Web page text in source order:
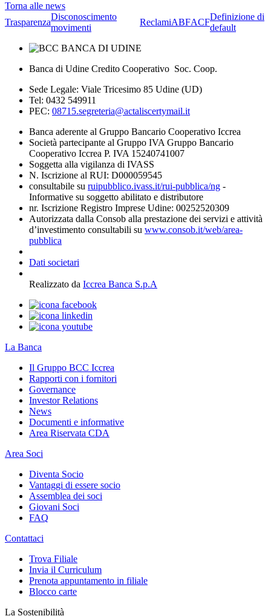
Torna alle news
Trasparenza
Disconoscimento
movimenti
ReclamiABFACF
Definizione di
default
Banca di Udine Credito Cooperativo Soc. Coop.
Sede Legale: Viale Tricesimo 85 Udine (UD)
Tel: 0432 549911
PEC: 08715.segreteria@actaliscertymail.it
Banca aderente al Gruppo Bancario Cooperativo Iccrea
Società partecipante al Gruppo IVA Gruppo Bancario
Cooperativo Iccrea P. IVA 15240741007
Soggetta alla vigilanza di IVASS
N. Iscrizione al RUI: D000059545
consultabile su ruipubblico.ivass.it/rui-pubblica/ng -
Informative su soggetto abilitato e distributore
nr. Iscrizione Registro Imprese Udine: 00252520309
Autorizzata dalla Consob alla prestazione dei servizi e attività
d’investimento consultabili su www.consob.it/web/area-
pubblica
Dati societari
Realizzato da Iccrea Banca S.p.A
La Banca
Il Gruppo BCC Iccrea
Rapporti con i fornitori
Governance
Investor Relations
News
Documenti e informative
Area Riservata CDA
Area Soci
Diventa Socio
Vantaggi di essere socio
Assemblea dei soci
Giovani Soci
FAQ
Contattaci
Trova Filiale
Invia il Curriculum
Prenota appuntamento in filiale
Blocco carte
La Sostenibilità